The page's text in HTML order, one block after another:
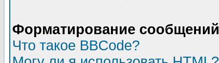
Форматирование
Что такое BBCode?